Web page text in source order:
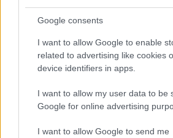
Google consents
I want to allow Google to enable
related to advertising like cookies
device identifiers in apps.
I want to allow my user data to be
Google for online advertising
I want to allow Google to send me
Ο δήμιος Τζον Γουντ στη μέση και γύρω
καταδικασθέντες σε θάνατο. /
Ο ιερέας ψιθυρίζειμία
τη μαύρη κουκούλα. Ένας